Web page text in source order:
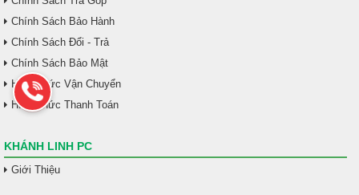
Chính Sách Bảo Hành
Chính Sách Đổi - Trả
Chính Sách Bảo Mật
Hình Thức Vận Chuyển
Hình Thức Thanh Toán
KHÁNH LINH PC
Giới Thiệu